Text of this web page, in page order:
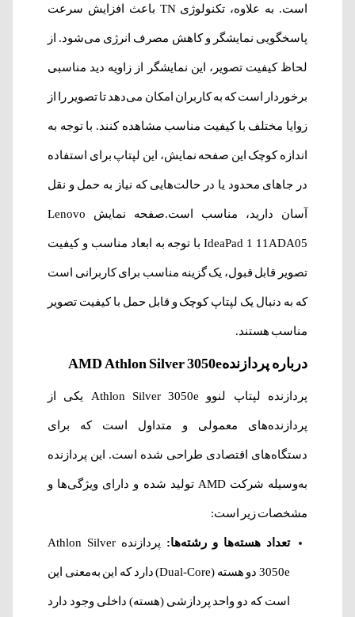
است. به علاوه، تکنولوژی TN باعث افزایش سرعت
پاسخگویی نمایشگر و کاهش مصرف انرژی می‌شود. از
لحاظ کیفیت تصویر، این نمایشگر از زاویه‌ دید مناسبی
برخوردار است که به کاربران امکان می‌دهد تا تصویر را از
زوایا مختلف با کیفیت مناسب مشاهده کنند. با توجه به
اندازه کوچک این صفحه نمایش، این لپتاپ برای استفاده
در جاهای محدود یا در حالت‌هایی که نیاز به حمل و نقل
آسان دارید، مناسب است.صفحه نمایش Lenovo
IdeaPad 1 11ADA05 با توجه به ابعاد مناسب و کیفیت
تصویر قابل قبول، یک گزینه‌ مناسب برای کاربرانی است
که به دنبال یک لپتاپ کوچک و قابل حمل با کیفیت تصویر
مناسب هستند.
درباره پردازندهAMD Athlon Silver 3050e
پردازنده لپتاپ لنوو Athlon Silver 3050e یکی از
پردازنده‌های معمولی و متداول است که برای
دستگاه‌های اقتصادی طراحی شده است. این پردازنده
به‌وسیله‌ شرکت AMD تولید شده و دارای ویژگی‌ها و
مشخصات زیر است:
تعداد هسته‌ها و رشته‌ها: پردازنده Athlon Silver
3050e دو هسته (Dual-Core) دارد که این به‌معنی این
است که دو واحد پردازشی (هسته) داخلی وجود دارد